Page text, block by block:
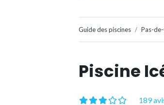
Guide des piscines Pas-
Piscine
189